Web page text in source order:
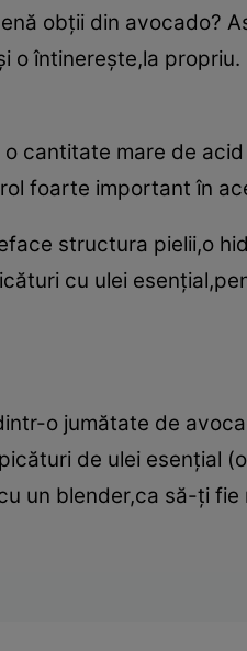
obţii din avocado?
o întinereşte,la
cantitate mare de
foarte important în
structura pielii,o
cu ulei
o jumătate de
de ulei esenţial
un blender,ca să-ţi